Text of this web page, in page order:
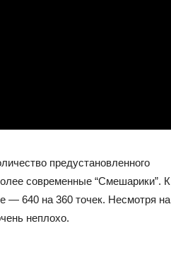
предустановленного
современные “Смешарики”. К
— 640 на 360 точек. Несмотря на
неплохо.